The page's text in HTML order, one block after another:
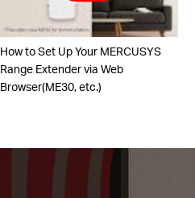
How to Set Up Your MERCUSYS
Range Extender via Web
Browser(ME30, etc.)